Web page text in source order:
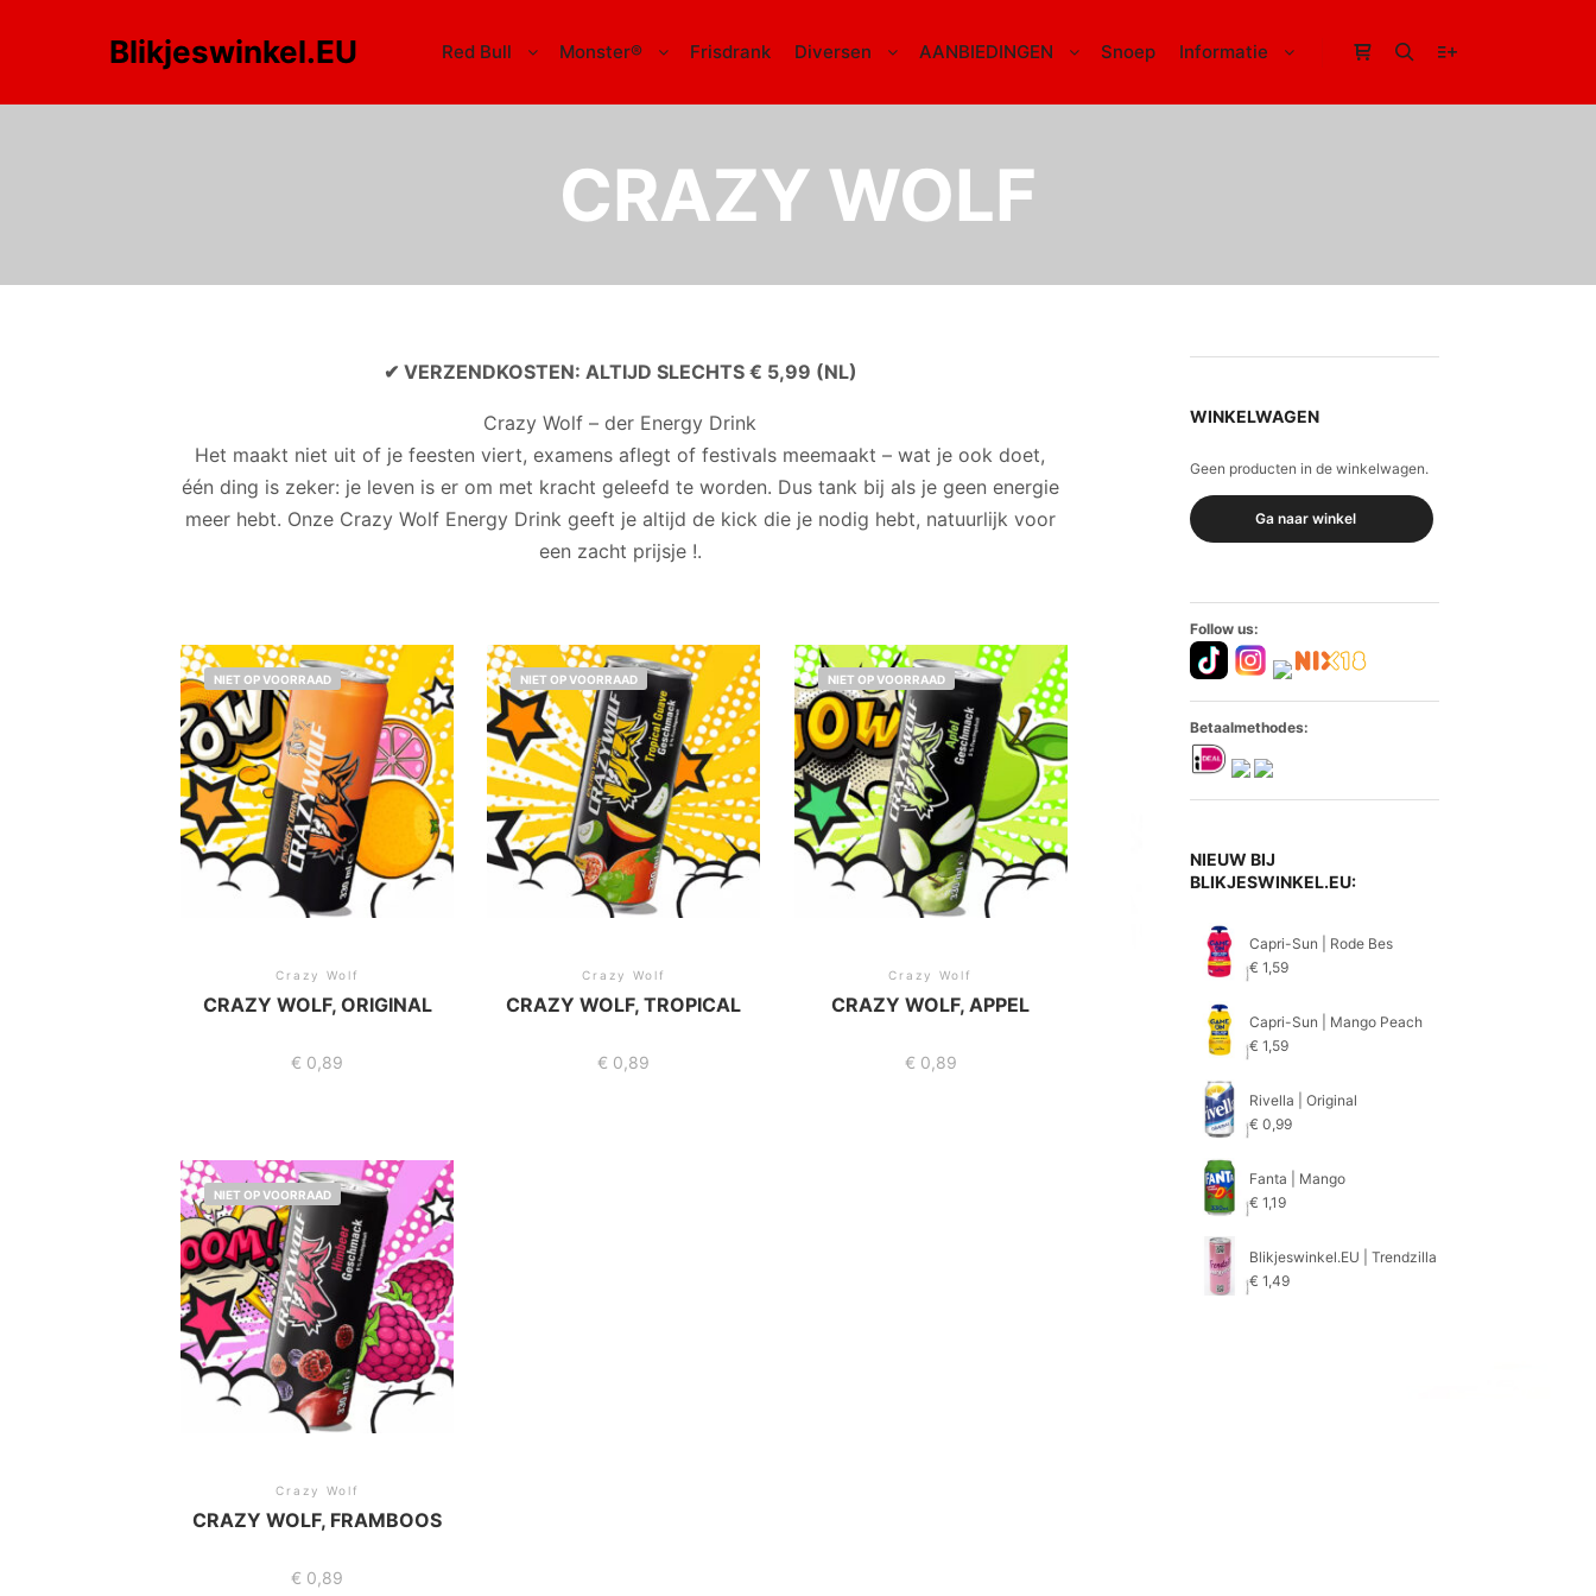
Blikjeswinkel.EU Red Bull Monster® Frisdrank Diversen AANBIEDINGEN Snoep Informatie
CRAZY WOLF
✔ VERZENDKOSTEN: ALTIJD SLECHTS € 5,99 (NL)
Crazy Wolf – der Energy Drink
Het maakt niet uit of je feesten viert, examens aflegt of festivals meemaakt – wat je ook doet,
één ding is zeker: je leven is er om met kracht geleefd te worden. Dus tank bij als je geen energie
meer hebt. Onze Crazy Wolf Energy Drink geeft je altijd de kick die je nodig hebt, natuurlijk voor
een zacht prijsje !.
NIET OP VOORRAAD
Crazy Wolf
CRAZY WOLF, ORIGINAL
€ 0,89
NIET OP VOORRAAD
Crazy Wolf
CRAZY WOLF, TROPICAL
€ 0,89
NIET OP VOORRAAD
Crazy Wolf
CRAZY WOLF, APPEL
€ 0,89
NIET OP VOORRAAD
Crazy Wolf
CRAZY WOLF, FRAMBOOS
€ 0,89
WINKELWAGEN
Geen producten in de winkelwagen.
Ga naar winkel
Follow us:
Betaalmethodes:
NIEUW BIJ
BLIKJESWINKEL.EU:
Capri-Sun | Rode Bes
€ 1,59
Capri-Sun | Mango Peach
€ 1,59
Rivella | Original
€ 0,99
Fanta | Mango
€ 1,19
Blikjeswinkel.EU | Trendzilla
€ 1,49